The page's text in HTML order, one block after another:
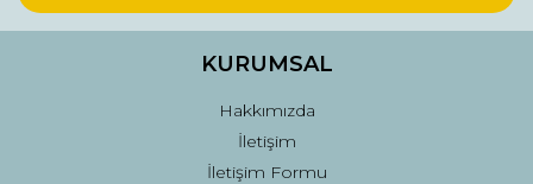
KURUMSAL
Hakkımızda
İletişim
İletişim Formu